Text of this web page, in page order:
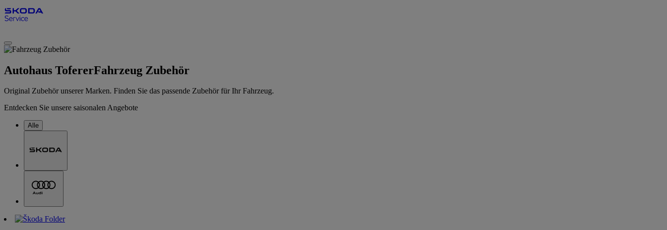
Autohaus TofererFahrzeug Zubehör
Original Zubehör unserer Marken. Finden Sie das passende Zubehör für Ihr Fahrzeug.
Entdecken Sie unsere saisonalen Angebote
Alle